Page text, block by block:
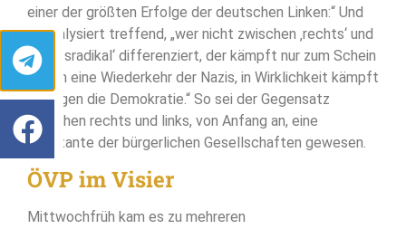
einer der größten Erfolge der deutschen Linken:“ Und
er analysiert treffend, „wer nicht zwischen ‚rechts‘ und
‚rechtsradikal‘ differenziert, der kämpft nur zum Schein
gegen eine Wiederkehr der Nazis, in Wirklichkeit kämpft
er gegen die Demokratie.“ So sei der Gegensatz
zwischen rechts und links, von Anfang an, eine
Konstante der bürgerlichen Gesellschaften gewesen.
ÖVP im Visier
Mittwochfrüh kam es zu mehreren